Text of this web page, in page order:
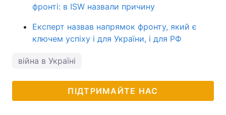
фронті: в ISW назвали причину
Експерт назвав напрямок фронту, який є
ключем успіху і для України, і для РФ
війна в Україні
ПІДТРИМАЙТЕ НАС